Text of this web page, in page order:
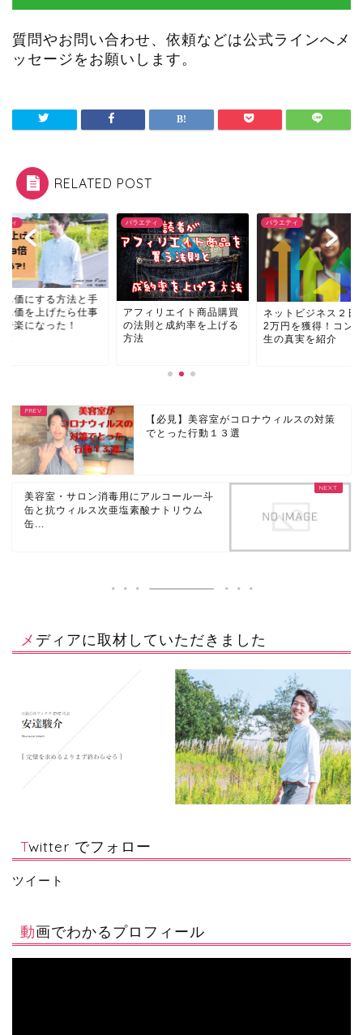
質問やお問い合わせ、依頼などは公式ラインへメ
ッセージをお願いします。
RELATED POST
する方法と手
上げたら仕事
なった！
バラエティ
アフィリエイト商品購買
の法則と成約率を上げる
バラエティ
ネットビジネス２日目で
2万円を獲得！コンサル
生の真実を紹介
【必見】美容室がコロナウィルスの対策
でとった行動１３選
美容室・サロン消毒用にアルコール一斗
缶と抗ウィルス次亜塩素酸ナトリウム
缶...
メディアに取材していただきました
Twitter でフォロー
ツイート
動画でわかるプロフィール